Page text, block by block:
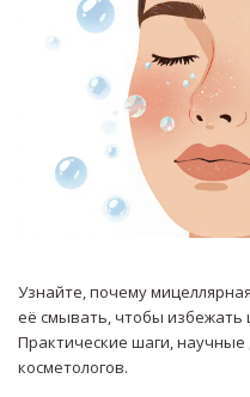
Узнайте, почему
её смывать, чтобы
Практические шаги,
косметологов.